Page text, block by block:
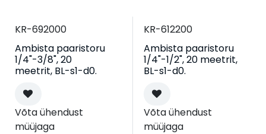
KR-692000
Ambista paaristoru
1/4"-3/8", 20
meetrit, BL-s1-d0.
Võta ühendust
müüjaga
KR-612200
Ambista paaristoru
1/4"-1/2", 20 meetrit,
BL-s1-d0.
Võta ühendust
müüjaga